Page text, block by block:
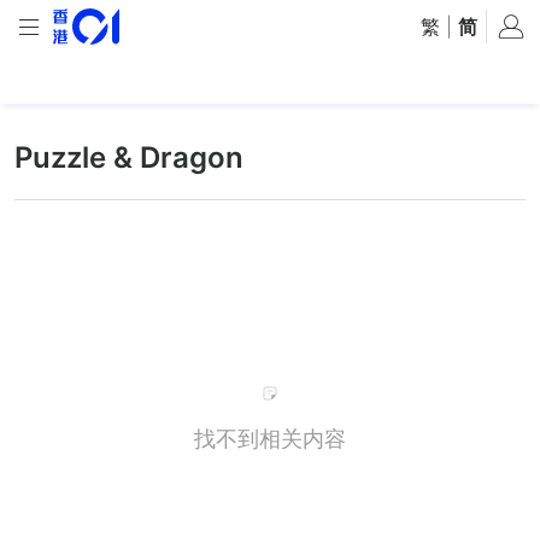
繁 简
Puzzle & Dragon
找不到相关内容